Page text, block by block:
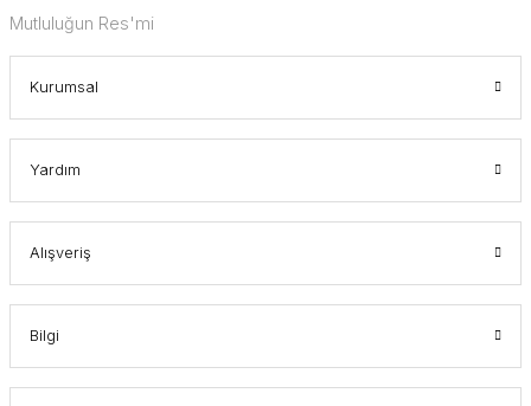
Mutluluğun Res'mi
Kurumsal
Yardım
Alışveriş
Bilgi